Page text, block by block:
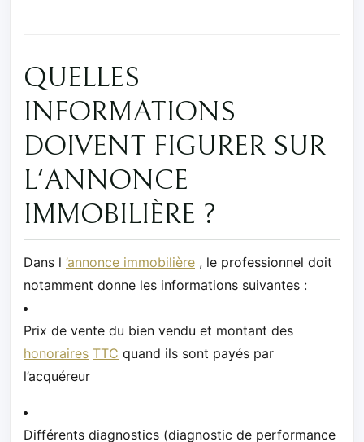
QUELLES
INFORMATIONS
DOIVENT FIGURER SUR
L'ANNONCE
IMMOBILIÈRE ?
Dans l ’annonce immobilière , le professionnel doit
notamment donne les informations suivantes :
Prix de vente du bien vendu et montant des
honoraires TTC quand ils sont payés par
l’acquéreur
Différents diagnostics (diagnostic de performance